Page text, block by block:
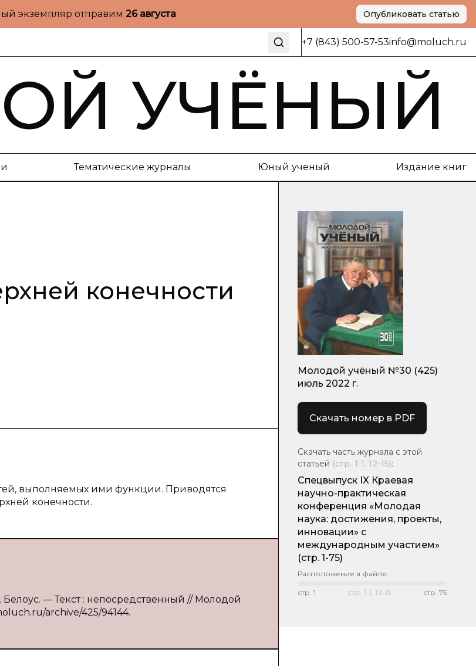
экземпляр отправим 26 августа Опубликовать статью
+7 (843) 500-57-53info@moluch.ru
УЧЁНЫЙ
Тематические журналы Юный ученый Издание книг
конечности
выполняемых ими функции. Приводятся
конечности.
Белоус. — Текст : непосредственный // Молодой
archive/425/94144.
Молодой учёный №30 (425)
июль 2022 г.
Скачать номер в PDF
Скачать часть журнала с этой
статьей (стр. Т.1. 12-15):
Спецвыпуск IX Краевая
научно-практическая
конференция «Молодая
наука: достижения, проекты,
инновации» с
международным участием»
(стр. 1-75)
Расположение в файле:
стр. 1 стр. Т.1. 12-15 стр. 75